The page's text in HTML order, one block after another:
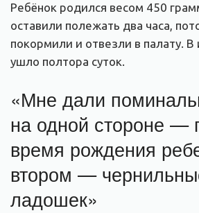
Ребёнок родился весом 450
оставили полежать два часа,
покормили и отвезли в палату. В
ушло полтора суток.
«Мне дали
на одной стороне —
время рождения
втором —
ладошек»